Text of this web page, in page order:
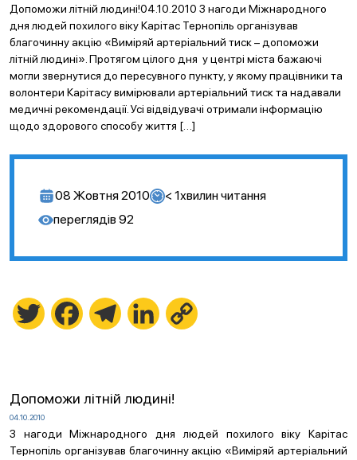
Допоможи літній людині!04.10.2010 З нагоди Міжнародного
дня людей похилого віку Карітас Тернопіль організував
благочинну акцію «Виміряй артеріальний тиск – допоможи
літній людині». Протягом цілого дня у центрі міста бажаючі
могли звернутися до пересувного пункту, у якому працівники та
волонтери Карітасу вимірювали артеріальний тиск та надавали
медичні рекомендації. Усі відвідувачі отримали інформацію
щодо здорового способу життя […]
08 Жовтня 2010 < 1хвилин читання
переглядів 92
Twitter FacebookTelegramLinkedIn
Допоможи літній людині!
04.10.2010
З нагоди Міжнародного дня людей похилого віку Карітас
Тернопіль організував благочинну акцію «Виміряй артеріальний